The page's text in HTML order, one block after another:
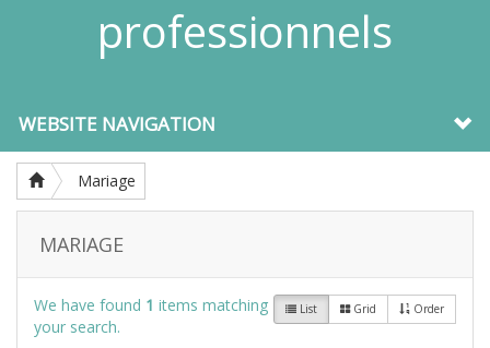
professionnels
WEBSITE NAVIGATION
Mariage
MARIAGE
List Grid Order
We have found 1 items matching
your search.